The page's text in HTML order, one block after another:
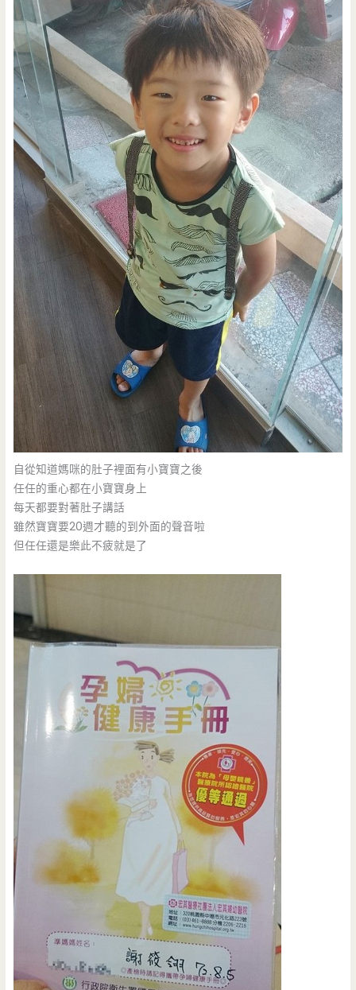
自從知道媽咪的肚子裡面有小寶寶之後
任任的重心都在小寶寶身上
每天都要對著肚子講話
雖然寶寶要20週才聽的到外面的聲音啦
但任任還是樂此不疲就是了